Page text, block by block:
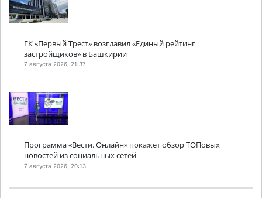
ГК «Первый Трест» возглавил «Единый рейтинг
застройщиков» в Башкирии
7 августа 2026, 21:37
Программа «Вести. Онлайн» покажет обзор ТОПовых
новостей из социальных сетей
7 августа 2026, 20:13